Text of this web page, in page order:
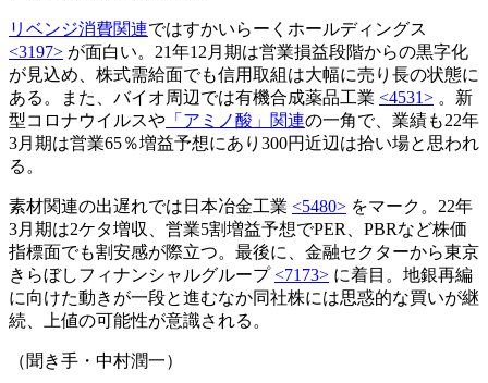
リベンジ消費関連ではすかいらーくホールディングス
<3197> が面白い。21年12月期は営業損益段階からの黒字化
が見込め、株式需給面でも信用取組は大幅に売り長の状態に
ある。また、バイオ周辺では有機合成薬品工業 <4531> 。新
型コロナウイルスや 「アミノ酸」関連の一角で、業績も22年
3月期は営業65％増益予想にあり300円近辺は拾い場と思われ
る。
素材関連の出遅れでは日本冶金工業 <5480> をマーク。22年
3月期は2ケタ増収、営業5割増益予想でPER、PBRなど株価
指標面でも割安感が際立つ。最後に、金融セクターから東京
きらぼしフィナンシャルグループ<7173> に着目。地銀再編
に向けた動きが一段と進むなか同社株には思惑的な買いが継
続、上値の可能性が意識される。
（聞き手・中村潤一）